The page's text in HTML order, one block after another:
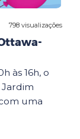
798 visualizações
às 16h, o
uma